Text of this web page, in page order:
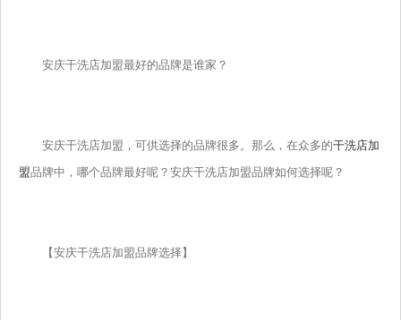
安庆干洗店加盟最好的品牌是谁家？
安庆干洗店加盟，可供选择的品牌很多。那么，在众多的干洗店加
盟品牌中，哪个品牌最好呢？安庆干洗店加盟品牌如何选择呢？
【安庆干洗店加盟品牌选择】